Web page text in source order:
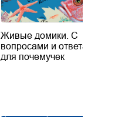
Живые домики. С
вопросами и ответами
для почемучек